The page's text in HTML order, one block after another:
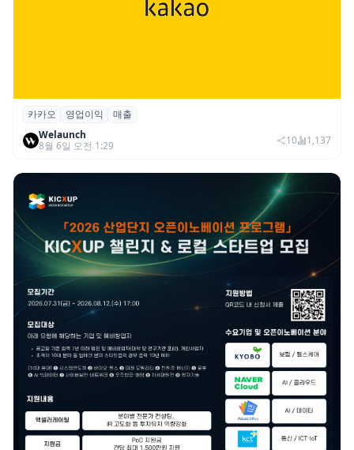
카카오, 2026년 2분기 매출 2조985억·영업
이익 2770억…역대 분기 최대
카카오 영업이익
매출
Welaunch
8월 6일 오전 1:29
10 1,137